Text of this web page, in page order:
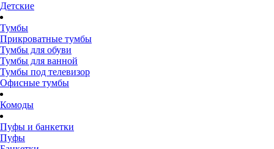
Детские
Тумбы
Прикроватные тумбы
Тумбы для обуви
Тумбы для ванной
Тумбы под телевизор
Офисные тумбы
Комоды
Пуфы и банкетки
Пуфы